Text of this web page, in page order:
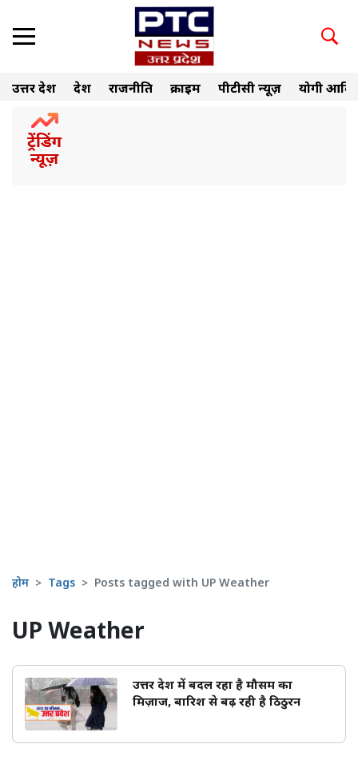
उत्तर प्रदेश देश राजनीति क्राइम पीटीसी न्यूज़ योगी
होम Tags Posts tagged with UP Weather
UP Weather
उत्तर प्रदेश में बदल रहा है मौसम का
मिज़ाज, बारिश से बढ़ रही है ठिठुरन